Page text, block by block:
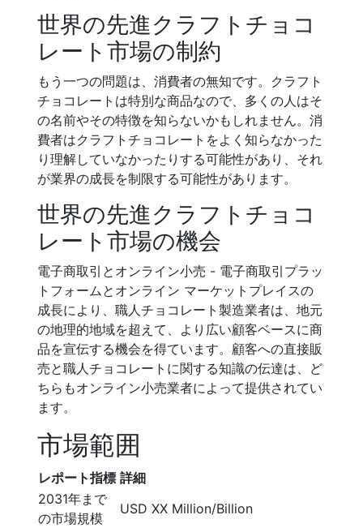
世界の先進クラフトチョコ
レート市場の制約
もう一つの問題は、消費者の無知です。クラフト
チョコレートは特別な商品なので、多くの人はそ
の名前やその特徴を知らないかもしれません。消
費者はクラフトチョコレートをよく知らなかった
り理解していなかったりする可能性があり、それ
が業界の成長を制限する可能性があります。
世界の先進クラフトチョコ
レート市場の機会
電子商取引とオンライン小売 - 電子商取引プラッ
トフォームとオンライン マーケットプレイスの
成長により、職人チョコレート製造業者は、地元
の地理的地域を超えて、より広い顧客ベースに商
品を宣伝する機会を得ています。顧客への直接販
売と職人チョコレートに関する知識の伝達は、ど
ちらもオンライン小売業者によって提供されてい
ます。
市場範囲
レポート指標 詳細
2031年まで
の市場規模
USD XX Million/Billion